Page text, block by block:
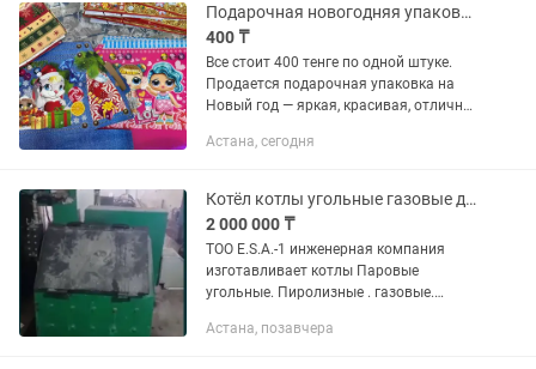
идеально подходит для кафе,
ресторанов, баров, фитнес-центров...
Подарочная новогодняя упаковка для детей и взрослых
400 ₸
Все стоит 400 тенге по одной штуке.
Продается подарочная упаковка на
Новый год — яркая, красивая, отлично
подарков 🎅✨ Подходит для конфет,
Астана, сегодня
Котёл котлы угольные газовые дизельные и электрические
2 000 000 ₸
ТОО E.S.A.-1 инженерная компания
изготавливает котлы Паровые
угольные. Пиролизные . газовые.
пара/ час до 5000 пара/ час . Наши
Астана, позавчера